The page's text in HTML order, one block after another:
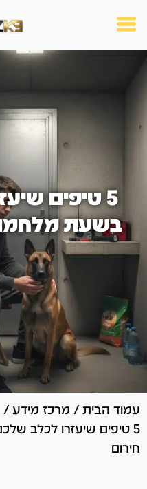
5 טיפים
בשעת מלחמה
עמוד הבית / מרכז מידע /
5 טיפים שיעזרו לכלב
חירום